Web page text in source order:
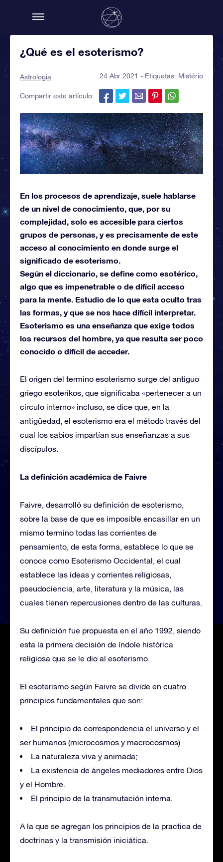
¿Qué es el esoterismo?
Astrologia 24 Abr 2021 - Etiquetas: Mistério
Compartir este artículo:
En los procesos de aprendizaje, suele hablarse
de un nivel de conocimiento, que, por su
complejidad, solo es accesible para ciertos
grupos de personas, y es precisamente de este
acceso al conocimiento en donde surge el
significado de esoterismo.
Según el diccionario, se define como esotérico,
algo que es impenetrable o de difícil acceso
para la mente. Estudio de lo que esta oculto tras
las formas, y que se nos hace difícil interpretar.
Esoterismo es una enseñanza que exige todos
los recursos del hombre, ya que resulta ser poco
conocido o difícil de acceder.
El origen del termino esoterismo surge del antiguo
griego esoterikos, que significaba «pertenecer a un
círculo interno» incluso, se dice que, en la
antigüedad, el esoterismo era el método través del
cual los sabios impartían sus enseñanzas a sus
discípulos.
La definición académica de Faivre
Faivre, desarrolló su definición de esoterismo,
sobre la base de que es imposible encasillar en un
mismo termino todas las corrientes de
pensamiento, de esta forma, establece lo que se
conoce como Esoterismo Occidental, el cual
establece las ideas y corrientes religiosas,
pseudociencia, arte, literatura y la música, las
cuales tienen repercusiones dentro de las culturas.
Su definición fue propuesta en el año 1992, siendo
esta la primera decisión de índole histórica
religiosa que se le dio al esoterismo.
El esoterismo según Faivre se divide en cuatro
principios fundamentales que son:
El principio de correspondencia el universo y el
ser humanos (microcosmos y macrocosmos)
La naturaleza viva y animada;
La existencia de ángeles mediadores entre Dios
y el Hombre.
El principio de la transmutación interna.
A la que se agregan los principios de la practica de
doctrinas y la transmisión iniciática.